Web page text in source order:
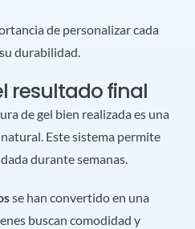
de personalizar cada
durabilidad.
resultado final
de gel bien realizada es una
Este sistema permite
durante semanas.
se han convertido en una
buscan comodidad y